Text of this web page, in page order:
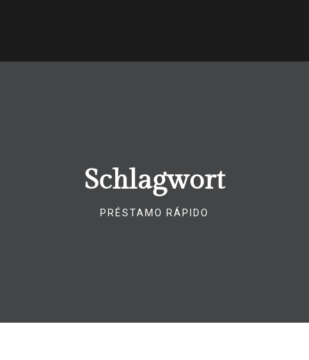
Schlagwort
PRÉSTAMO RÁPIDO